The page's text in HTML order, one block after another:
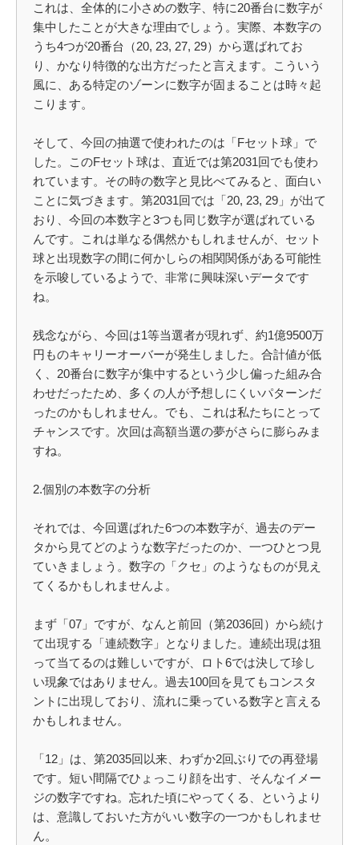
これは、全体的に小さめの数字、特に20番台に数字が
集中したことが大きな理由でしょう。実際、本数字の
うち4つが20番台（20, 23, 27, 29）から選ばれてお
り、かなり特徴的な出方だったと言えます。こういう
風に、ある特定のゾーンに数字が固まることは時々起
こります。
そして、今回の抽選で使われたのは「Fセット球」で
した。このFセット球は、直近では第2031回でも使わ
れています。その時の数字と見比べてみると、面白い
ことに気づきます。第2031回では「20, 23, 29」が出て
おり、今回の本数字と3つも同じ数字が選ばれている
んです。これは単なる偶然かもしれませんが、セット
球と出現数字の間に何かしらの相関関係がある可能性
を示唆しているようで、非常に興味深いデータです
ね。
残念ながら、今回は1等当選者が現れず、約1億9500万
円ものキャリーオーバーが発生しました。合計値が低
く、20番台に数字が集中するという少し偏った組み合
わせだったため、多くの人が予想しにくいパターンだ
ったのかもしれません。でも、これは私たちにとって
チャンスです。次回は高額当選の夢がさらに膨らみま
すね。
2.個別の本数字の分析
それでは、今回選ばれた6つの本数字が、過去のデー
タから見てどのような数字だったのか、一つひとつ見
ていきましょう。数字の「クセ」のようなものが見え
てくるかもしれませんよ。
まず「07」ですが、なんと前回（第2036回）から続け
て出現する「連続数字」となりました。連続出現は狙
って当てるのは難しいですが、ロト6では決して珍し
い現象ではありません。過去100回を見てもコンスタ
ントに出現しており、流れに乗っている数字と言える
かもしれません。
「12」は、第2035回以来、わずか2回ぶりでの再登場
です。短い間隔でひょっこり顔を出す、そんなイメー
ジの数字ですね。忘れた頃にやってくる、というより
は、意識しておいた方がいい数字の一つかもしれませ
ん。